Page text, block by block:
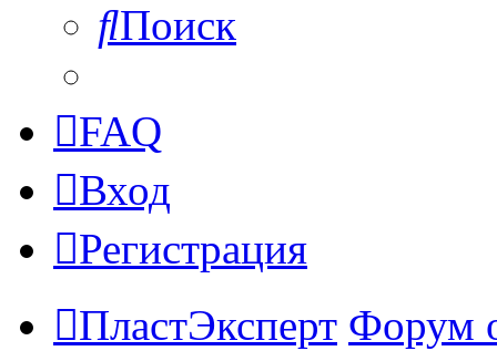
Поиск
FAQ
Вход
Регистрация
ПластЭксперт Форум